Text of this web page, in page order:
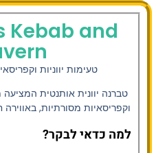
Kebab and
טעימות יווניות
טברנה יוונית אותנטית המציעה
וקפריסאיות מסורתיות,
למה כדאי לבקר?